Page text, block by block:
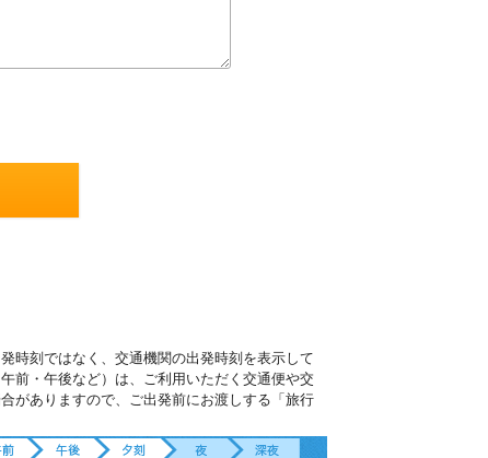
時刻ではなく、交通機関の出発時刻を表示して
前・午後など）は、ご利用いただく交通便や交
がありますので、ご出発前にお渡しする「旅行